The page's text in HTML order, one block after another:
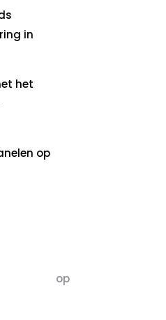
in
het
op
op